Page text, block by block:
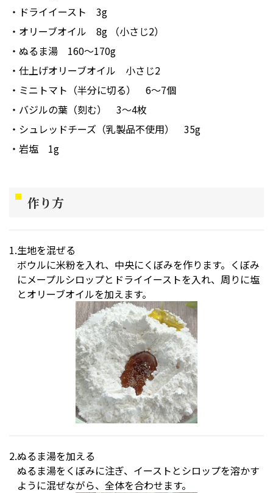
ドライイースト
3g
オリーブオイル
8g （小さじ2）
ぬるま湯
160〜170g
仕上げオリーブオイル
小さじ2
ミニトマト（半分に切る）
6～7個
バジルの葉（刻む）
3～4枚
シュレッドチーズ（乳製品不使用）
35g
岩塩
1g
作り方
生地を混ぜる
ボウルに米粉を入れ、中央にくぼみを作ります。くぼみ
にメープルシロップとドライイーストを入れ、周りに塩
とオリーブオイルを加えます。
ぬるま湯を加える
ぬるま湯をくぼみに注ぎ、イーストとシロップを溶かす
ように混ぜながら、全体を合わせます。